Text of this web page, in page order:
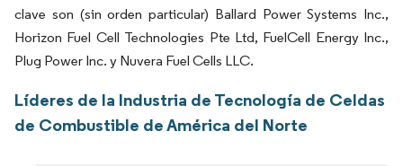
clave son (sin orden particular) Ballard Power Systems Inc.,
Horizon Fuel Cell Technologies Pte Ltd, FuelCell Energy Inc.,
Plug Power Inc. y Nuvera Fuel Cells LLC.
Líderes de la Industria de Tecnología de Celdas
de Combustible de América del Norte